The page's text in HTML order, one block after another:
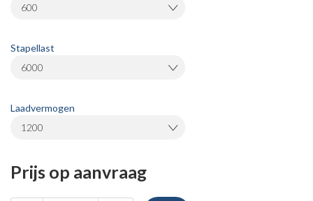
600
Stapellast
6000
Laadvermogen
1200
Prijs op aanvraag